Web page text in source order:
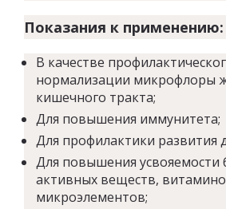
Показания к применению:
В качестве
нормализации микрофлоры
кишечного тракта;
Для повышения иммунитета;
Для профилактики развития
Для повышения усвояемости
активных веществ,
микроэлементов;